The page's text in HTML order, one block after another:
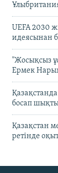
UEFA 2030
идеясынан
"Жосықсыз
Ермек
босап
Қазақстан
ретінде